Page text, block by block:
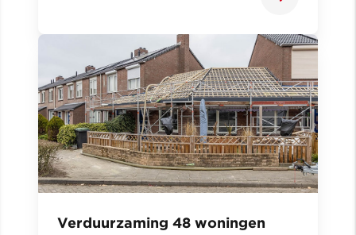
Verduurzaming 48 woningen